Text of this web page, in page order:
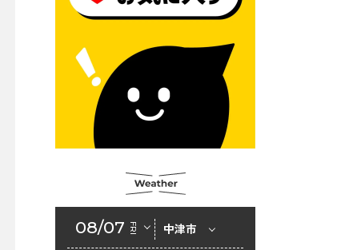
集の「てびき」
2026年6月18日 セアカゴケグ
モにご注意ください！
2026年6月17日 クーリングシ
ェルターの指定
センサス-活動調査
回定例会「一般質問一覧表」
08/07 FRI 中津市